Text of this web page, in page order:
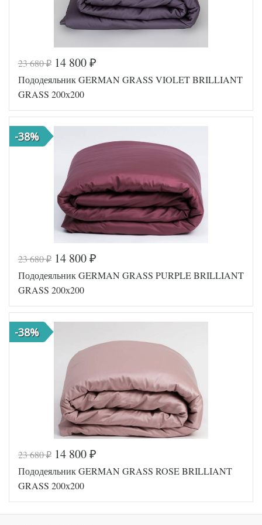
Код товара
561-725
Артикул
GG-23200
Ткань
Сатин
Размер
пододеяльника
200х200
Производитель
Grass
(Австрия)
Код товара
561-825
Артикул
GG-26200
Ткань
Сатин
Размер
пододеяльника
200х200
Производитель
Grass
(Австрия)
23 680₽ 14 800 ₽
Пододеяльник GERMAN GRASS VIOLET BRILLIANT
GRASS 200х200
-38%
Код товара
561-758
Артикул
GG-13200
Ткань
Сатин
Размер
пододеяльника
23 680₽ 14 800 ₽
Пододеяльник GERMAN GRASS PURPLE BRILLIANT
GRASS 200х200
-38%
23 680₽ 14 800 ₽
Пододеяльник GERMAN GRASS ROSE BRILLIANT
GRASS 200х200